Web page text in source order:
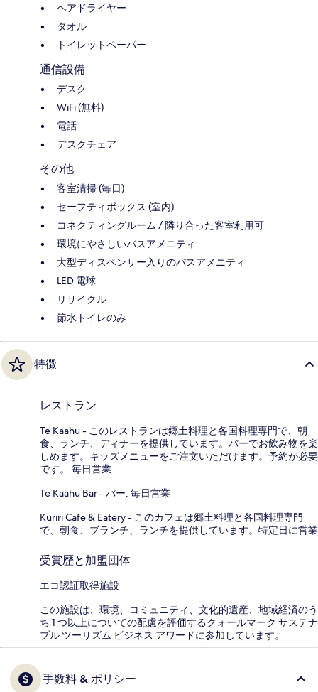
ヘアドライヤー
タオル
トイレットペーパー
通信設備
デスク
WiFi (無料)
電話
デスクチェア
その他
客室清掃 (毎日)
セーフティボックス (室内)
コネクティングルーム / 隣り合った客室利用可
環境にやさしいバスアメニティ
大型ディスペンサー入りのバスアメニティ
LED 電球
リサイクル
節水トイレのみ
特徴
レストラン
Te Kaahu - このレストランは郷土料理と各国料理専門で、朝
食、ランチ、ディナーを提供しています。バーでお飲み物を楽
しめます。キッズメニューをご注文いただけます。予約が必要
です。 毎日営業
Te Kaahu Bar - バー. 毎日営業
Kuriri Cafe & Eatery - このカフェは郷土料理と各国料理専門
で、朝食、ブランチ、ランチを提供しています。特定日に営業
受賞歴と加盟団体
エコ認証取得施設
この施設は、環境、コミュニティ、文化的遺産、地域経済のう
ち 1 つ以上についての配慮を評価するクォールマーク サステナ
ブル ツーリズム ビジネス アワードに参加しています。
手数料 & ポリシー